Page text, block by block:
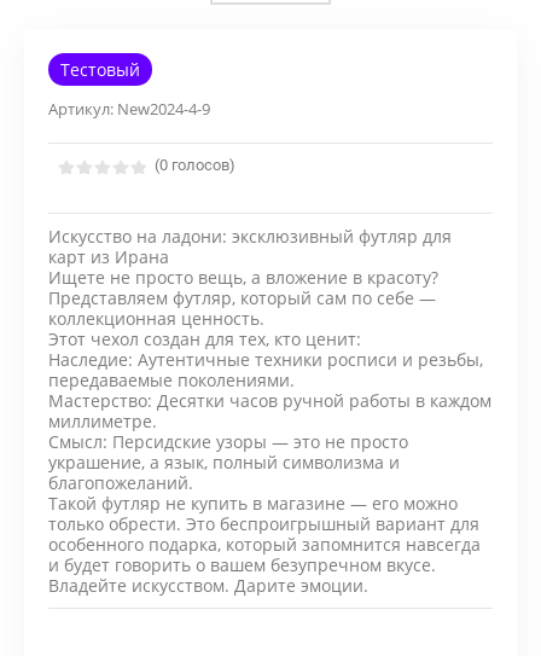
Тестовый
Артикул: New2024-4-9
(0 голосов)
Искусство на ладони: эксклюзивный футляр для
карт из Ирана
Ищете не просто вещь, а вложение в красоту?
Представляем футляр, который сам по себе —
коллекционная ценность.
Этот чехол создан для тех, кто ценит:
Наследие: Аутентичные техники росписи и резьбы,
передаваемые поколениями.
Мастерство: Десятки часов ручной работы в каждом
миллиметре.
Смысл: Персидские узоры — это не просто
украшение, а язык, полный символизма и
благопожеланий.
Такой футляр не купить в магазине — его можно
только обрести. Это беспроигрышный вариант для
особенного подарка, который запомнится навсегда
и будет говорить о вашем безупречном вкусе.
Владейте искусством. Дарите эмоции.